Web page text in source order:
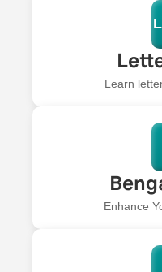
Learn
Enhance